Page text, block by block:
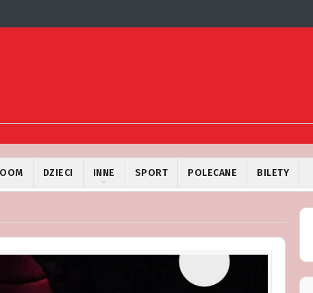
DZIECI INNE SPORT POLECANE BILETY